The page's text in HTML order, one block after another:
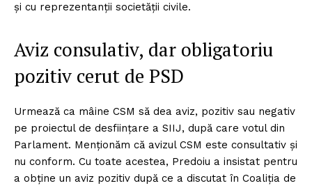
și cu reprezentanții societății civile.
Aviz consulativ, dar obligatoriu
pozitiv cerut de PSD
Urmează ca mâine CSM să dea aviz, pozitiv sau negativ
pe proiectul de desființare a SIIJ, după care votul din
Parlament. Menționăm că avizul CSM este consultativ și
nu conform. Cu toate acestea, Predoiu a insistat pentru
a obține un aviz pozitiv după ce a discutat în Coaliția de